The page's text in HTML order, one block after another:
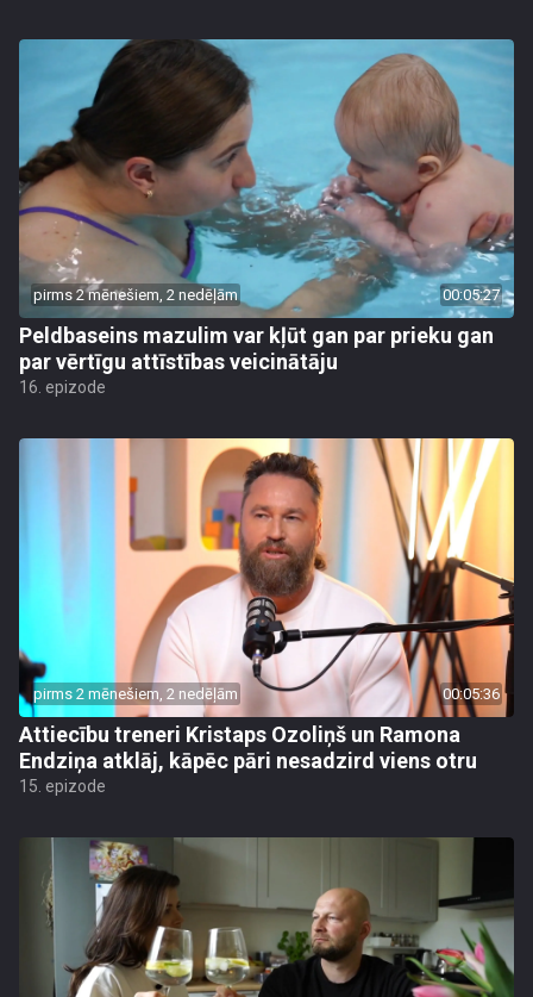
pirms 2 mēnešiem, 2 nedēļām 00:05:27
Peldbaseins mazulim var kļūt gan par prieku gan
par vērtīgu attīstības veicinātāju
16. epizode
pirms 2 mēnešiem, 2 nedēļām 00:05:36
Attiecību treneri Kristaps Ozoliņš un Ramona
Endziņa atklāj, kāpēc pāri nesadzird viens otru
15. epizode